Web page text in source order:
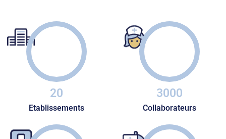
20
Etablissements
3000
Collaborateurs